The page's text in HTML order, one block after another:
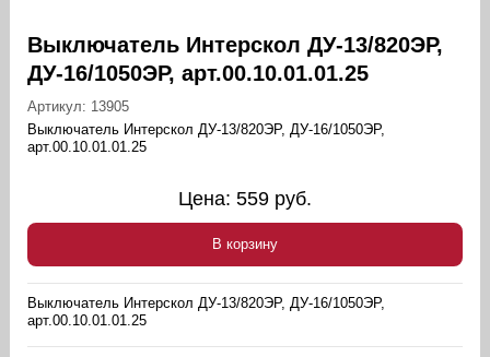
Выключатель Интерскол ДУ-13/820ЭР,
ДУ-16/1050ЭР, арт.00.10.01.01.25
Артикул: 13905
Выключатель Интерскол ДУ-13/820ЭР, ДУ-16/1050ЭР,
арт.00.10.01.01.25
Цена: 559 руб.
В корзину
Выключатель Интерскол ДУ-13/820ЭР, ДУ-16/1050ЭР,
арт.00.10.01.01.25